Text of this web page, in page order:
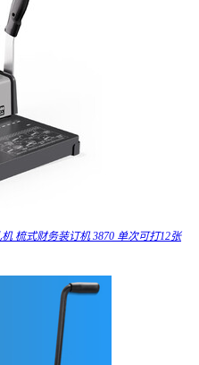
梳式财务装订机 3870 单次可打12张